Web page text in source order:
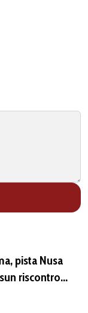
pista Nusa
riscontro
né dal Lipsia